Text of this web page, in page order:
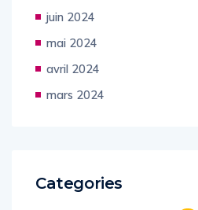
juin 2024
mai 2024
avril 2024
mars 2024
Categories